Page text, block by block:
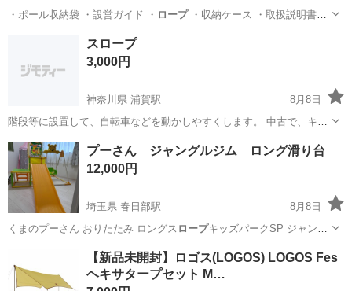
・ポール収納袋 ・設営ガイド ・ ロープ・収納ケース ・取扱説明書
写…
その他
スロープ
3,000円
神奈川県 浦賀駅
8月8日
階段等に設置して、自転車などを動かしやすくします。 中古で、キ
ズ、傷みあります。 取りに来ていただける方お願いします。
神奈川 横須賀市 浦賀駅 その他
プーさん ジャングルジム ロング滑り台
12,000円
埼玉県 春日部駅
8月8日
くまのプーさん おりたたみ ロングス ロープキッズパークSP ジャング
ルジム 室内…春日部市 春日部駅 おもちゃ
【新品未開封】ロゴス(LOGOS) LOGOS Fes
ヘキサタープセット M…